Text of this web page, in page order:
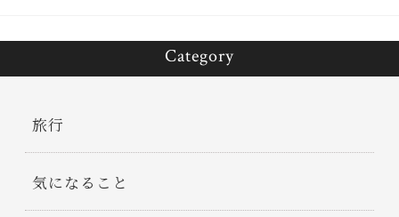
Category
旅行
気になること